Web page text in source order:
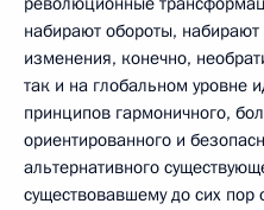
набирают обороты,
изменения, конечно,
так и на глобальном уровне
принципов гармоничного,
ориентированного и
альтернативного
существовавшему до сих пор